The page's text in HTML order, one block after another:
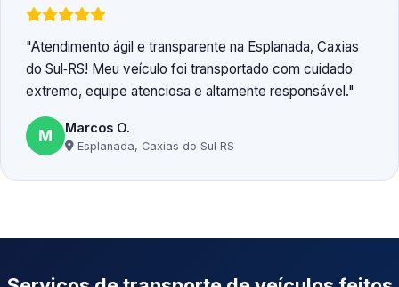
Atendimento ágil e transparente na Esplanada, Caxias
do Sul‑RS! Meu veículo foi transportado com cuidado
extremo, equipe atenciosa e altamente responsável.
M Marcos O.
Esplanada, Caxias do Sul‑RS